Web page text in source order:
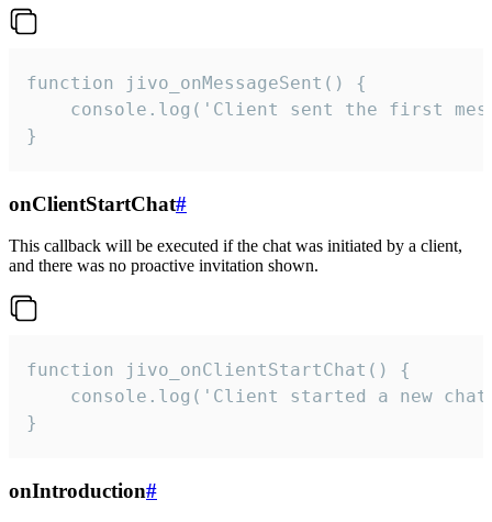
function jivo_onMessageSent() {
console.log('Client sent the first
}
onClientStartChat#
This callback will be executed if the chat was initiated by a client,
and there was no proactive invitation shown.
function jivo_onClientStartChat() {
console.log('Client started a new
}
onIntroduction#